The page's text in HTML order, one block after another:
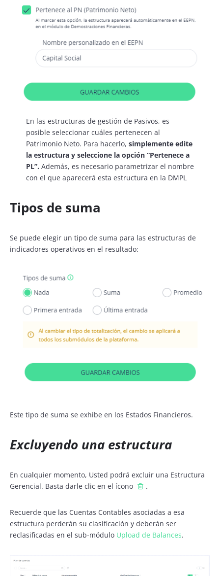
En las estructuras de gestión de Pasivos, es
posible seleccionar cuáles pertenecen al
Patrimonio Neto. Para hacerlo, simplemente edite
la estructura y seleccione la opción “Pertenece a
PL”. Además, es necesario parametrizar el nombre
con el que aparecerá esta estructura en la DMPL
Tipos de suma
Se puede elegir un tipo de suma para las estructuras de
indicadores operativos en el resultado:
Este tipo de suma se exhibe en los Estados Financieros.
Excluyendo una estructura
En cualquier momento, Usted podrá excluir una Estructura
Gerencial. Basta darle clic en el ícono
.
Recuerde que las Cuentas Contables asociadas a esa
estructura perderán su clasificación y deberán ser
reclasificadas en el sub-módulo Upload de Balances.